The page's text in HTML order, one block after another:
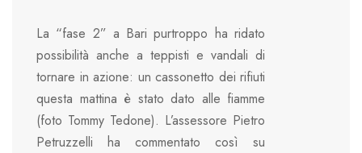
La “fase 2” a Bari purtroppo ha ridato
possibilità anche a teppisti e vandali di
tornare in azione: un cassonetto dei rifiuti
questa mattina è stato dato alle fiamme
(foto Tommy Tedone). L’assessore Pietro
Petruzzelli ha commentato così su